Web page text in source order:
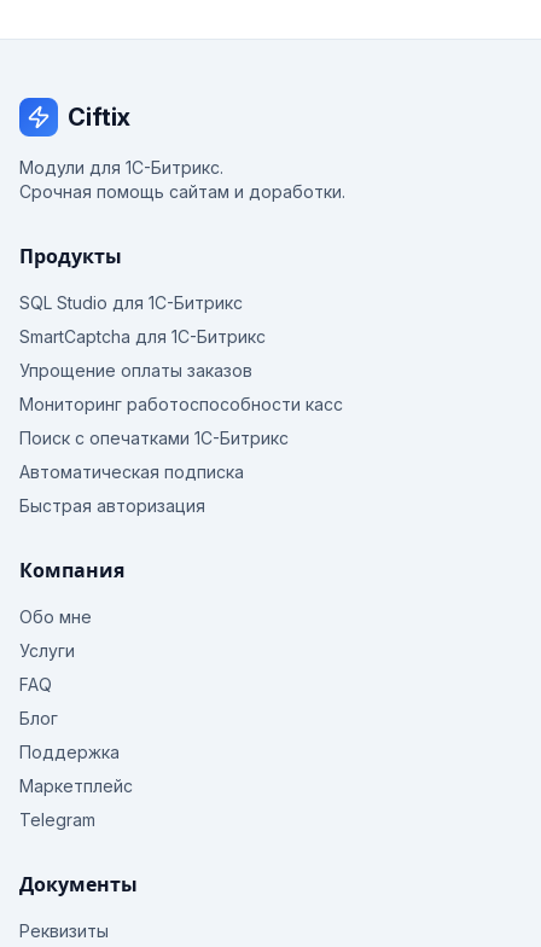
Ciftix
Модули для 1С-Битрикс.
Срочная помощь сайтам и доработки.
Продукты
SQL Studio для 1С-Битрикс
SmartCaptcha для 1С-Битрикс
Упрощение оплаты заказов
Мониторинг работоспособности касс
Поиск с опечатками 1С-Битрикс
Автоматическая подписка
Быстрая авторизация
Компания
Обо мне
Услуги
FAQ
Блог
Поддержка
Маркетплейс
Telegram
Документы
Реквизиты